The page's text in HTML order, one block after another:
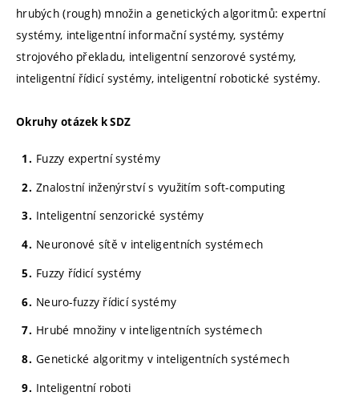
hrubých (rough) množin a genetických algoritmů: expertní
systémy, inteligentní informační systémy, systémy
strojového překladu, inteligentní senzorové systémy,
inteligentní řídicí systémy, inteligentní robotické systémy.
Okruhy otázek k SDZ
Fuzzy expertní systémy
Znalostní inženýrství s využitím soft-computing
Inteligentní senzorické systémy
Neuronové sítě v inteligentních systémech
Fuzzy řídicí systémy
Neuro-fuzzy řídicí systémy
Hrubé množiny v inteligentních systémech
Genetické algoritmy v inteligentních systémech
Inteligentní roboti